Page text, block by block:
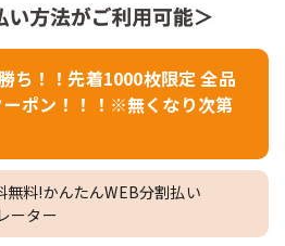
ち！！先着1000枚限定 全品
ーポン！！！※無くなり次第
料!かんたんWEB分割払い
ーター